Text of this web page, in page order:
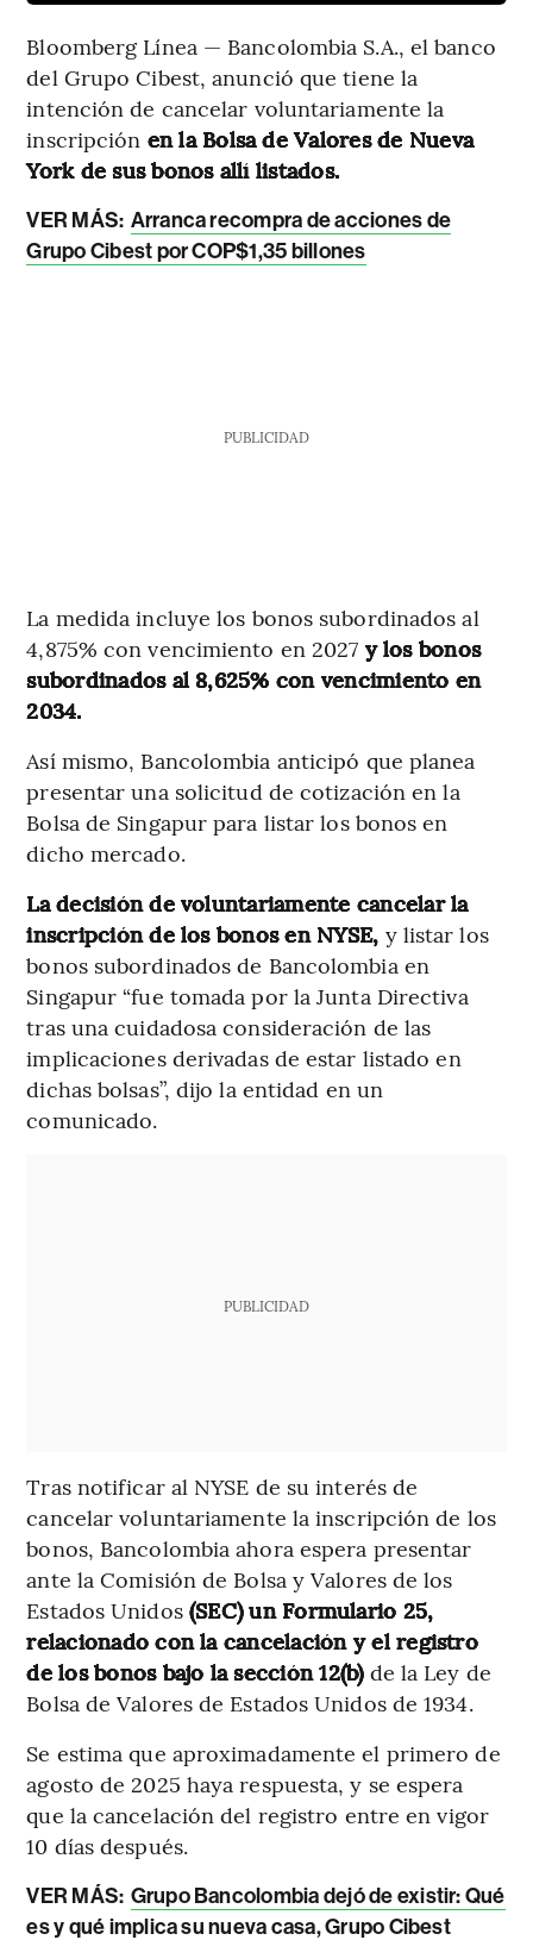
Bloomberg Línea — Bancolombia S.A., el banco
del Grupo Cibest, anunció que tiene la
intención de cancelar voluntariamente la
inscripción en la Bolsa de Valores de Nueva
York de sus bonos allí listados.
VER MÁS: Arranca recompra de acciones de
Grupo Cibest por COP$1,35 billones
PUBLICIDAD
La medida incluye los bonos subordinados al
4,875% con vencimiento en 2027 y los bonos
subordinados al 8,625% con vencimiento en
2034.
Así mismo, Bancolombia anticipó que planea
presentar una solicitud de cotización en la
Bolsa de Singapur para listar los bonos en
dicho mercado.
La decisión de voluntariamente cancelar la
inscripción de los bonos en NYSE, y listar los
bonos subordinados de Bancolombia en
Singapur “fue tomada por la Junta Directiva
tras una cuidadosa consideración de las
implicaciones derivadas de estar listado en
dichas bolsas”, dijo la entidad en un
comunicado.
PUBLICIDAD
Tras notificar al NYSE de su interés de
cancelar voluntariamente la inscripción de los
bonos, Bancolombia ahora espera presentar
ante la Comisión de Bolsa y Valores de los
Estados Unidos (SEC) un Formulario 25,
relacionado con la cancelación y el registro
de los bonos bajo la sección 12(b)de la Ley de
Bolsa de Valores de Estados Unidos de 1934.
Se estima que aproximadamente el primero de
agosto de 2025 haya respuesta, y se espera
que la cancelación del registro entre en vigor
10 días después.
VER MÁS: Grupo Bancolombia dejó de existir: Qué
es y qué implica su nueva casa, Grupo Cibest